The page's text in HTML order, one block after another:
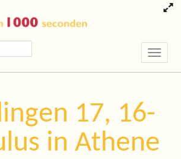
Toggle
17, 16-
in Athene